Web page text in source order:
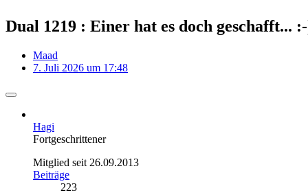
Dual 1219 : Einer hat es doch geschafft...
Maad
7. Juli 2026 um 17:48
Hagi
Fortgeschrittener
Mitglied seit 26.09.2013
Beiträge
223